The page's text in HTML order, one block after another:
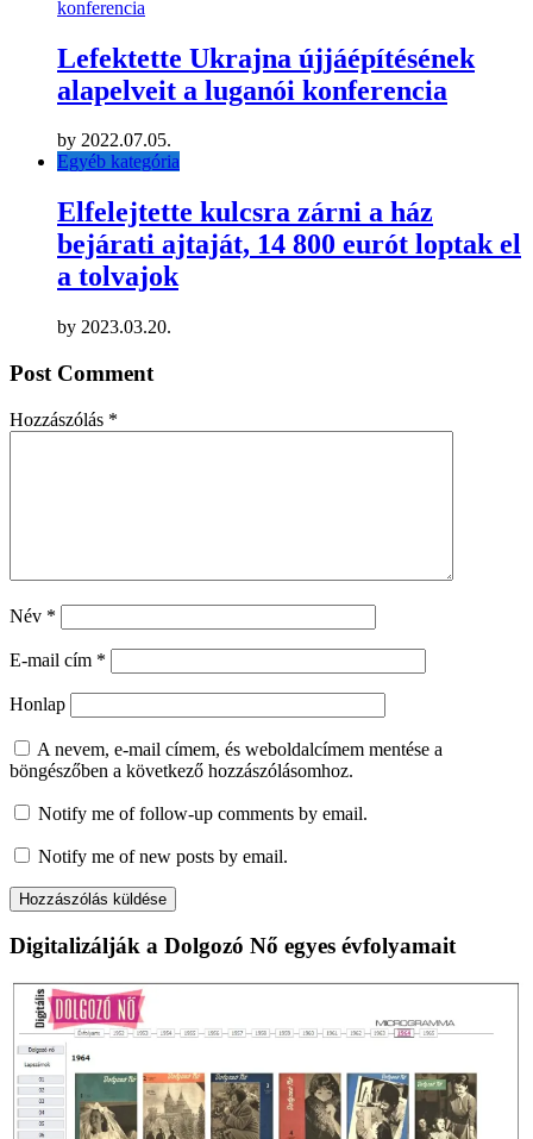
Digitalizált Dolgozó Nő
byhirkeresö 2024.11.05.
Űrkutatás
Rekordméretű nyitást jósolnak a
Deadpool & Rozsomáknak
Egyéb kategória
Lefektette Ukrajna újjáépítésének
bejárati ajtaját, 14 800 eurót loptak el
a tolvajok
Hozzászólás *
E-mail cím*
Honlap
A nevem, e-mail címem, és weboldalcímem mentése a
böngészőben a következő hozzászólásomhoz.